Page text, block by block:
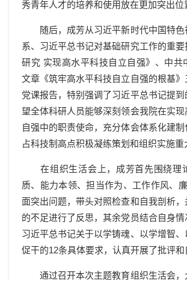
秀青年人才的培养和使用放在更加突出位
随后，成芳从习近平新时代中国特
系、习近平总书记对基础研究工作的重
研究 实现高水平科技自立自强》、中共
文章《筑牢高水平科技自立自强的根基》
党课报告，特别强调了习近平总书记提
望全体科研人员能够深刻领会我院在实
自强中的职责使命，充分体会体系化建
占科技制高点积极凝练策划和组织实施重
在组织生活会上，成芳首先围绕理
质、能力本领、担当作为、工作作风、
面突出问题，带头对照检查和自我剖析
的不足进行了反思，其余党员结合自身情
习近平总书记关于以学铸魂、以学增智
促干的12条具体要求， 认真开展了批评和
通过召开本次主题教育组织生活会，